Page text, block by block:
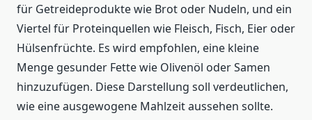
für Getreideprodukte wie Brot oder Nudeln, und ein
Viertel für Proteinquellen wie Fleisch, Fisch, Eier oder
Hülsenfrüchte. Es wird empfohlen, eine kleine
Menge gesunder Fette wie Olivenöl oder Samen
hinzuzufügen. Diese Darstellung soll verdeutlichen,
wie eine ausgewogene Mahlzeit aussehen sollte.